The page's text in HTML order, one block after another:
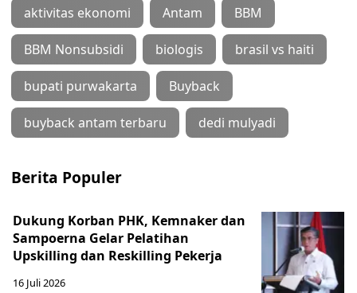
aktivitas ekonomi Antam BBM
BBM Nonsubsidi biologis brasil vs haiti
bupati purwakarta Buyback
buyback antam terbaru dedi mulyadi
Berita Populer
Dukung Korban PHK, Kemnaker dan
Sampoerna Gelar Pelatihan
Upskilling dan Reskilling Pekerja
16 Juli 2026